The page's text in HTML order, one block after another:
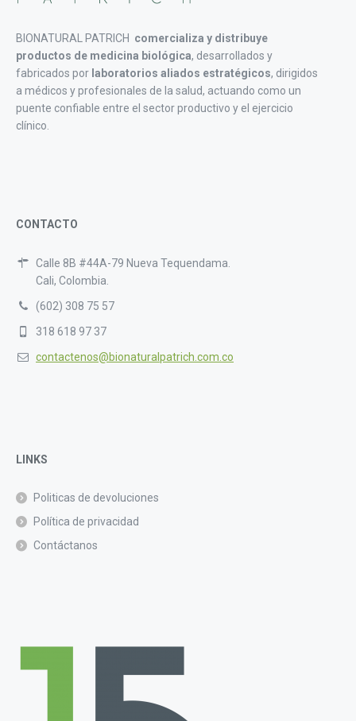
BIONATURAL PATRICH comercializa y distribuye
productos de medicina biológica, desarrollados y
fabricados por laboratorios aliados estratégicos, dirigidos
a médicos y profesionales de la salud, actuando como un
puente confiable entre el sector productivo y el ejercicio
clínico.
CONTACTO
Calle 8B #44A-79 Nueva Tequendama.
Cali, Colombia.
(602) 308 75 57
318 618 97 37
contactenos@bionaturalpatrich.com.co
LINKS
Politicas de devoluciones
Política de privacidad
Contáctanos